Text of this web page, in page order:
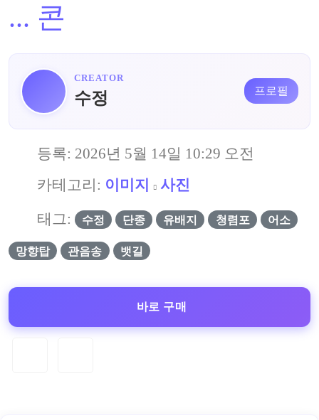
... 콘
CREATOR
수정 프로필
등록: 2026년 5월 14일 10:29 오전
카테고리: 이미지 사진
태그: 수정 단종 유배지 청렴포 어소
망향탑 관음송 뱃길
바로 구매